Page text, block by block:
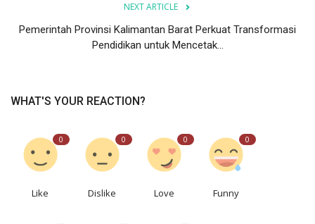
NEXT ARTICLE
Pemerintah Provinsi Kalimantan Barat Perkuat Transformasi
Pendidikan untuk Mencetak...
WHAT'S YOUR REACTION?
0
Like
0
Dislike
0
Love
0
Funny